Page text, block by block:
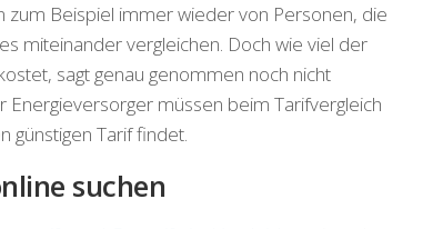
zum Beispiel immer wieder von Personen, die
miteinander vergleichen. Doch wie viel der
sagt genau genommen noch nicht
müssen beim Tarifvergleich
günstigen Tarif findet.
suchen